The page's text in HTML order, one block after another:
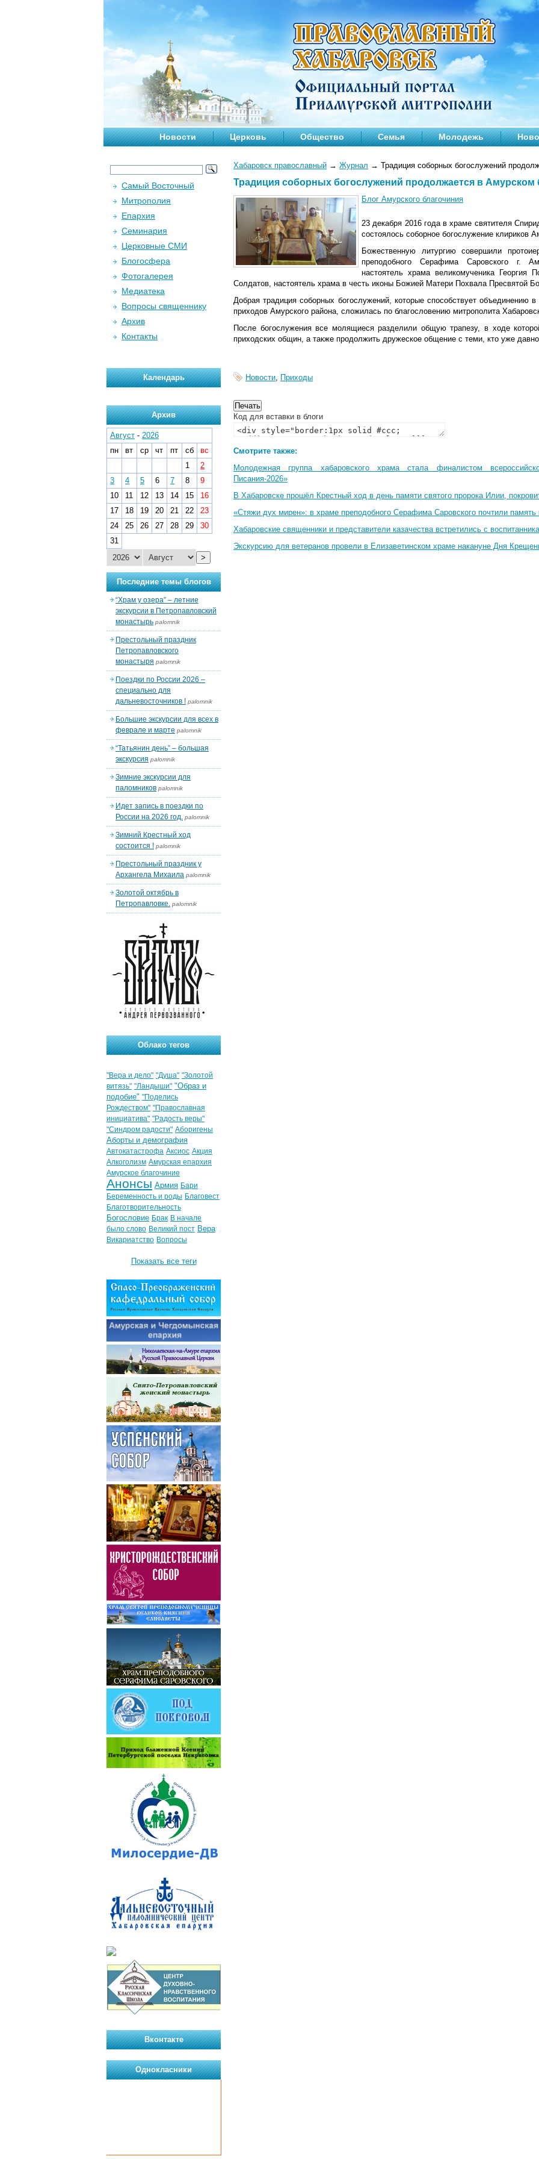
Новости Церковь Общество Семья Молодежь
Хабаровск православный → Журнал → Традиция соборных богослужений
Традиция соборных богослужений продолжается в Амурском
Блог Амурского благочиния
23 декабря 2016 года в храме святителя
состоялось соборное богослужение клириков
Божественную литургию совершили
преподобного Серафима Саровского г.
настоятель храма великомученика
Солдатов, настоятель храма в честь иконы Божией Матери Похвала Пресвятой
Добрая традиция соборных богослужений, которые способствует объединению
приходов Амурского района, сложилась по благословению митрополита
После богослужения все молящиеся разделили общую трапезу, в ходе
приходских общин, а также продолжить дружеское общение с теми, кто уже
Новости, Приходы
Код для вставки в блоги
Смотрите также:
Молодежная группа хабаровского храма стала финалистом
Писания-2026»
В Хабаровске прошёл Крестный ход в день памяти святого пророка Илии,
«Стяжи дух мирен»: в храме преподобного Серафима Саровского почтили память
Хабаровские священники и представители казачества встретились с
Экскурсию для ветеранов провели в Елизаветинском храме накануне Дня
Самый Восточный
Митрополия
Епархия
Семинария
Церковные СМИ
Блогосфера
Фотогалерея
Медиатека
Вопросы священнику
Архив
Контакты
Календарь
Архив
Август - 2026
пн
вт ср чт пт сб
вс
1
2
3
4 5 6 7 8
9
10
11 12 13 14 15
16
17
18 19 20 21 22
23
24
25 26 27 28 29
30
31
>
Последние темы блогов
“Храм у озера” – летние
экскурсии в Петропавловский
монастырь palomnik
Престольный праздник
Петропавловского
монастыря palomnik
Поездки по России 2026 –
специально для
дальневосточников ! palomnik
Большие экскурсии для всех в
феврале и марте palomnik
“Татьянин день” – большая
экскурсия palomnik
Зимние экскурсии для
паломников palomnik
Идет запись в поездки по
России на 2026 год. palomnik
Зимний Крестный ход
состоится ! palomnik
Престольный праздник у
Архангела Михаила palomnik
Золотой октябрь в
Петропавловке. palomnik
Облако тегов
"Вера и дело" "Душа" "Золотой
витязь" "Ландыши" "Образ и
подобие" "Поделись
Рождеством" "Православная
инициатива" "Радость веры"
"Синдром радости" Аборигены
Аборты и демография
Автокатастрофа Аксиос Акция
Алкоголизм Амурская епархия
Амурское благочиние
Анонсы Армия Бари
Беременность и роды Благовест
Благотворительность
Богословие Брак В начале
было слово Великий пост Вера
Викариатство Вопросы
Показать все теги
Вконтакте
Однокласники